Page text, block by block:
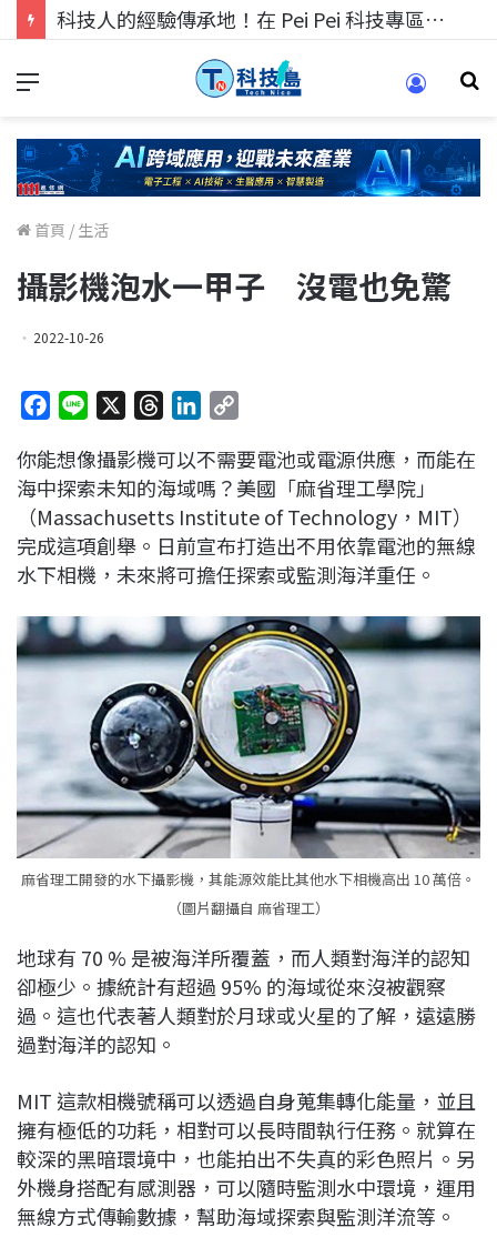
科技人的經驗傳承地！在 Pei Pei 科技專區，與學弟妹交流最硬核的技術
首頁 / 生活
攝影機泡水一甲子 沒電也免驚
2022-10-26
c
e
b
o
o
n
e
r
e
a
d
s
n
k
e
d
I
p
y
L
i
n
你能想像攝影機可以不需要電池或電源供應，而能在
海中探索未知的海域嗎？美國「麻省理工學院」
（Massachusetts Institute of Technology，MIT）
完成這項創舉。日前宣布打造出不用依靠電池的無線
水下相機，未來將可擔任探索或監測海洋重任。
麻省理工開發的水下攝影機，其能源效能比其他水下相機高出 10 萬倍。
（圖片翻攝自 麻省理工）
地球有 70 % 是被海洋所覆蓋，而人類對海洋的認知
卻極少。據統計有超過 95% 的海域從來沒被觀察
過。這也代表著人類對於月球或火星的了解，遠遠勝
過對海洋的認知。
MIT 這款相機號稱可以透過自身蒐集轉化能量，並且
擁有極低的功耗，相對可以長時間執行任務。就算在
較深的黑暗環境中，也能拍出不失真的彩色照片。另
外機身搭配有感測器，可以隨時監測水中環境，運用
無線方式傳輸數據，幫助海域探索與監測洋流等。